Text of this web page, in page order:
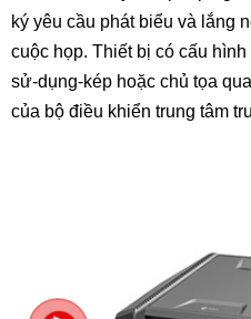
ký yêu cầu phát biểu và lắng
cuộc họp. Thiết bị có cấu
sử-dụng-kép hoặc chủ tọa
của bộ điều khiển trung tâm